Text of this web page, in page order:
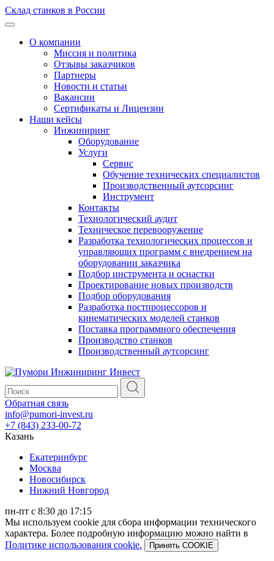
Склад станков в России
О компании
Миссия и политика
Отзывы заказчиков
Партнеры
Новости и статьи
Вакансии
Сертификаты и Лицензии
Наши кейсы
Инжиниринг
Оборудование
Услуги
Сервис
Обучение технических специалистов
Производственный аутсорсинг
Инструмент
Контакты
Технологический аудит
Техническое перевооружение
Разработка технологических процессов и
управляющих программ с внедрением на
оборудовании заказчика
Подбор инструмента и оснастки
Проектирование новых производств
Подбор оборудования
Разработка постпроцессоров и
кинематических моделей станков
Поставка программного обеспечения
Производство станков
Производственный аутсорсинг
Обратная связь
info@pumori-invest.ru
+7 (843) 233-00-72
Казань
Екатеринбург
Москва
Новосибирск
Нижний Новгород
пн-пт с 8:30 до 17:15
Мы используем cookie для сбора информации технического
характера. Более подробную информацию можно найти в
Политике использования cookie.
Принять COOKIE